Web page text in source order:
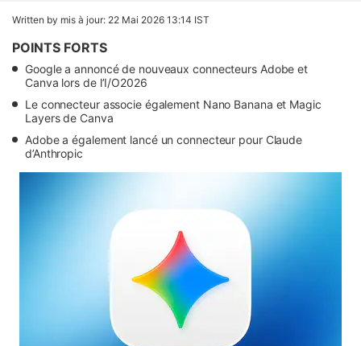
Written by mis à jour: 22 Mai 2026 13:14 IST
POINTS FORTS
Google a annoncé de nouveaux connecteurs Adobe et
Canva lors de l’I/O2026
Le connecteur associe également Nano Banana et Magic
Layers de Canva
Adobe a également lancé un connecteur pour Claude
d’Anthropic